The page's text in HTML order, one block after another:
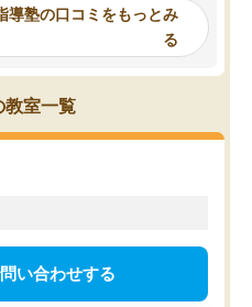
学ぶこ
いなと
いのか
もびっ
持って
少しず
くなっ
も追加
受験に
らないところをピンポイ
頂いて、とてもわかり
していました。一生を
スト、多少お金がかかっ
導塾の口コミをもっとみ
る
教室一覧
い合わせする